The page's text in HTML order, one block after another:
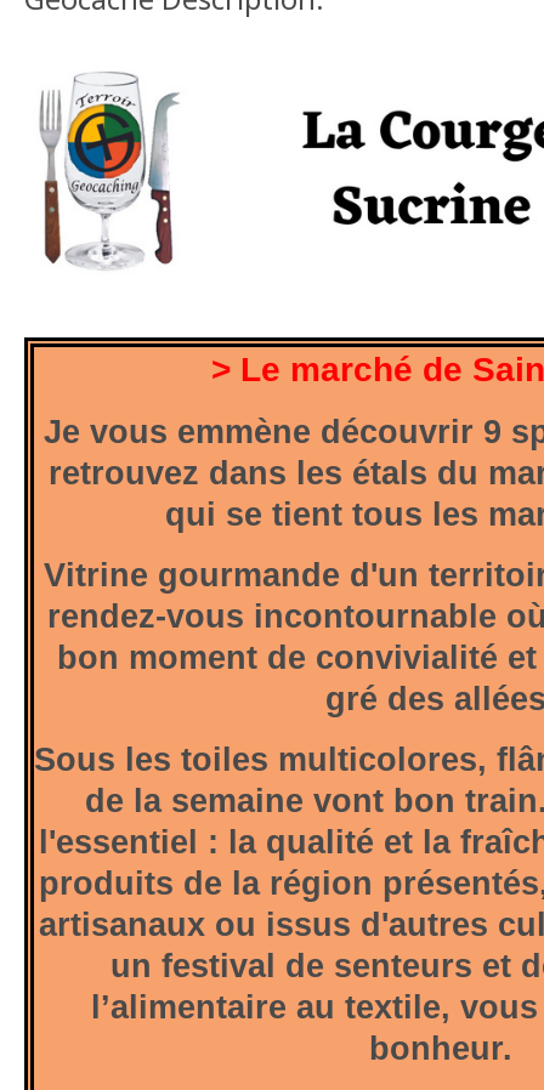
> Le marché de
Je vous emmène découvrir 9
retrouvez dans les étals du
qui se tient tous les
Vitrine gourmande d'un
rendez-vous incontournable
bon moment de convivialité
gré des
Sous les toiles multicolores,
de la semaine vont bon
l'essentiel : la qualité et la
produits de la région
artisanaux ou issus d'autres
un festival de senteurs et
l’alimentaire au textile,
bonheur.